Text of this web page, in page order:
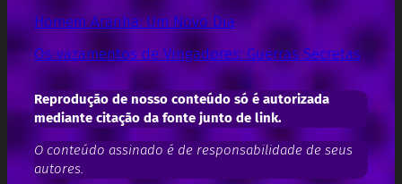
Homem Aranha: Um Novo Dia
Os vazamentos de Vingadores: Guerras Secretas
Reprodução de nosso conteúdo só é autorizada
mediante citação da fonte junto de link.
O conteúdo assinado é de responsabilidade de seus
autores.